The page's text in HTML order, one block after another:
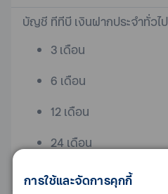
บัญชี ทีทีบี เงินฝากประจำทั่วไป
3 เดือน
6 เดือน
12 เดือน
24 เดือน
36 เดือน
การใช้และจัดการคุกกี้